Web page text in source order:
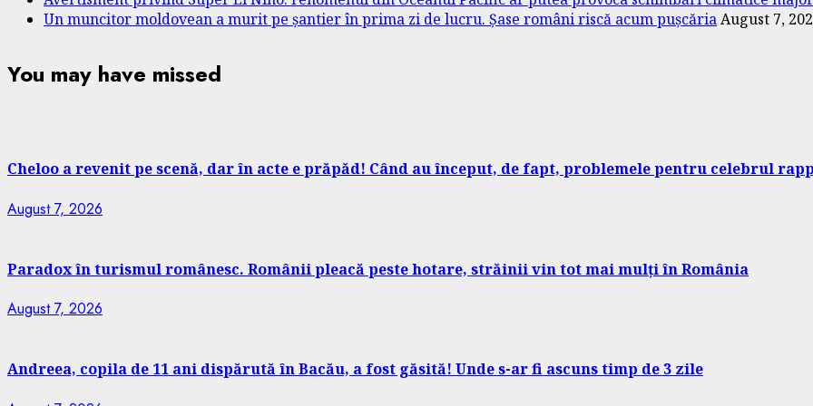
Un muncitor moldovean a murit pe șantier în prima zi de lucru. Șase români riscă acum pușcăriaAugust 7,
You may have missed
Cheloo a revenit pe scenă, dar în acte e prăpăd! Când au început, de fapt, problemele pentru celebrul
August 7, 2026
Paradox în turismul românesc. Românii pleacă peste hotare, străinii vin tot mai mulți în România
August 7, 2026
Andreea, copila de 11 ani dispărută în Bacău, a fost găsită! Unde s-ar fi ascuns timp de 3 zile